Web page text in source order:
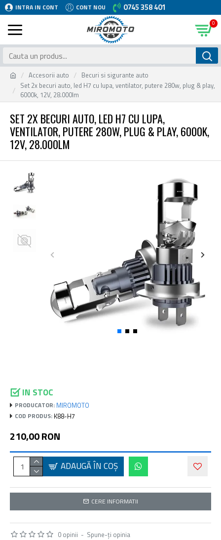
INTRA IN CONT CONT NOU 0745 358 401
0
Accesorii auto
Becuri si sigurante auto
Set 2x becuri auto, led H7 cu lupa, ventilator, putere 280w, plug & play,
6000k, 12V, 28.000lm
SET 2X BECURI AUTO, LED H7 CU LUPA,
VENTILATOR, PUTERE 280W, PLUG & PLAY, 6000K,
12V, 28.000LM
IN STOC
PRODUCATOR: MIROMOTO
COD PRODUS: K88-H7
0 opinii - Spune-ţi opinia
210,00 RON
ADAUGĂ ÎN COŞ
CERE INFORMATII